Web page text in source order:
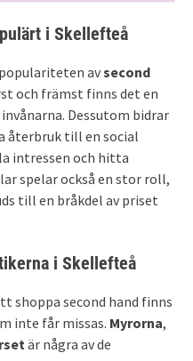
i Skellefteå
avsecond
och främst finns det en
Dessutom bidrar
återbruk till en social
intressen och hitta
spelar också en stor roll,
till en bråkdel av priset
i Skellefteå
shoppa second hand finns
inte får missas. Myrorna,
är några av de